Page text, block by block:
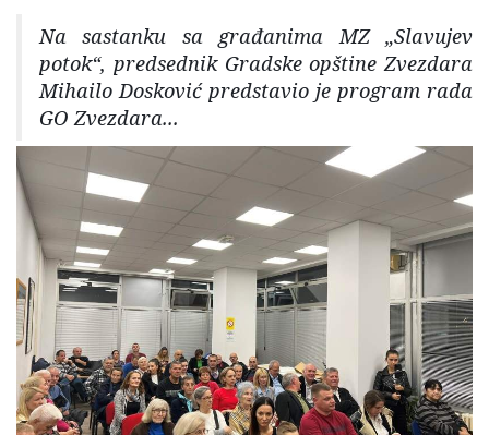
Na sastanku sa građanima MZ „Slavujev
potok“, predsednik Gradske opštine Zvezdara
Mihailo Dosković predstavio je program rada
GO Zvezdara...